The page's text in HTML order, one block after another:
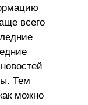
всего
Тем
можно